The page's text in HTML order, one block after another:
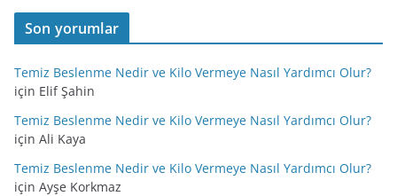
Son yorumlar
Temiz Beslenme Nedir ve Kilo Vermeye Nasıl Yardımcı Olur?
için Elif Şahin
Temiz Beslenme Nedir ve Kilo Vermeye Nasıl Yardımcı Olur?
için Ali Kaya
Temiz Beslenme Nedir ve Kilo Vermeye Nasıl Yardımcı Olur?
için Ayşe Korkmaz